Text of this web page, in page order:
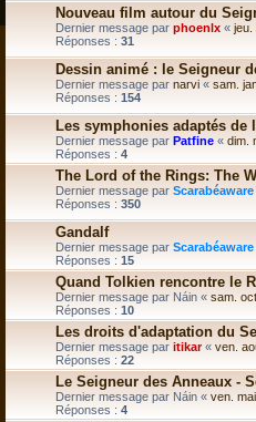
Nouveau film autour du
Dernier message par phoenlx « jeu.
Réponses : 31
Dessin animé : le Seigneur
Dernier message par narvi « sam.
Réponses : 154
Les symphonies adaptés de
Dernier message par Patfine « dim.
Réponses : 4
The Lord of the Rings: The
Dernier message par Scarabéaware
Réponses : 350
Gandalf
Dernier message par Scarabéaware
Réponses : 15
Quand Tolkien rencontre le
Dernier message par Náin « sam.
Réponses : 10
Les droits d'adaptation du
Dernier message par itikar« ven.
Réponses : 22
Le Seigneur des Anneaux -
Dernier message par Náin « ven.
Réponses : 4